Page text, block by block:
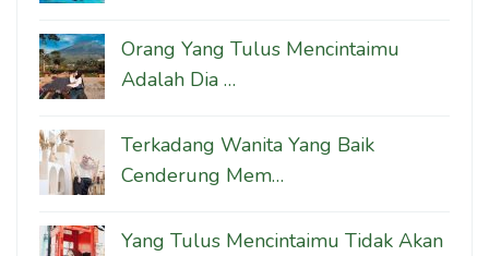
Orang Yang Tulus Mencintaimu
Adalah Dia …
Terkadang Wanita Yang Baik
Cenderung Mem…
Yang Tulus Mencintaimu Tidak Akan